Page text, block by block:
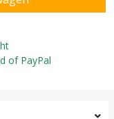
of PayPal